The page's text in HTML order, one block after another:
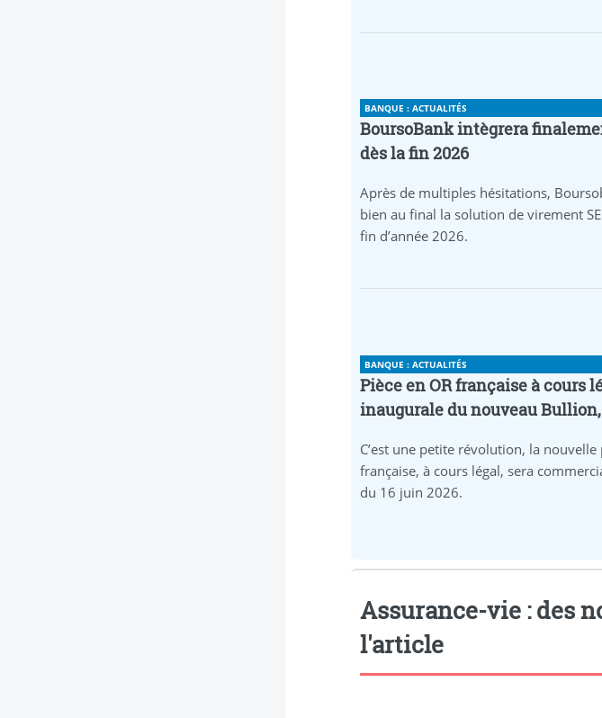
BANQUE : ACTUALITÉS
BoursoBank intègrera
dès la fin 2026
Après de multiples hésitations,
bien au final la solution de virement
fin d’année 2026.
BANQUE : ACTUALITÉS
Pièce en OR française à cours
inaugurale du nouveau
C’est une petite révolution, la nouvelle
française, à cours légal, sera
du 16 juin 2026.
Assurance-vie : des
l'article